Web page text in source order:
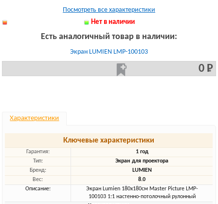
Посмотреть все характеристики
Нет в наличии
Есть аналогичный товар в наличии:
Экран LUMIEN LMP-100103
0 Р
Характеристики
Ключевые характеристики
Гарантия:
1 год
Тип:
Экран для проектора
Бренд:
LUMIEN
Вес:
8.0
Описание:
Экран Lumien 180x180см Master Picture LMP-
100103 1:1 настенно-потолочный рулонный